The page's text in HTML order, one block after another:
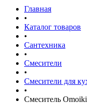
Главная
•
Каталог товаров
•
Сантехника
•
Смесители
•
Смесители для
•
Смеситель